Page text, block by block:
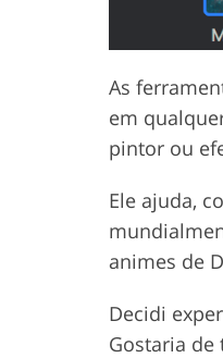
As
em
pintor ou
Ele ajuda,
animes de
Decidi
Gostaria